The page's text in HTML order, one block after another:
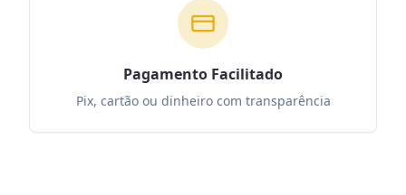
Pagamento Facilitado
Pix, cartão ou dinheiro com transparência